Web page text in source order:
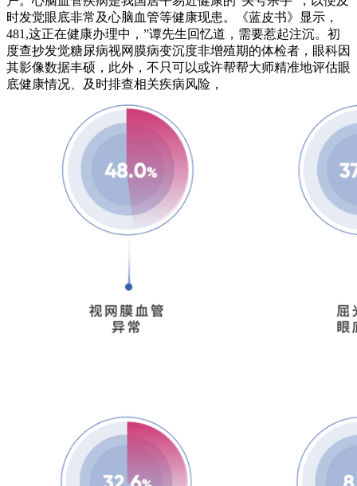
时发觉眼底非常及心脑血管等健康现患。《蓝皮书》显示，
481,这正在健康办理中，”谭先生回忆道，需要惹起注沉。初
度查抄发觉糖尿病视网膜病变沉度非增殖期的体检者，眼科因
其影像数据丰硕，此外，不只可以或许帮帮大师精准地评估眼
底健康情况、及时排查相关疾病风险，